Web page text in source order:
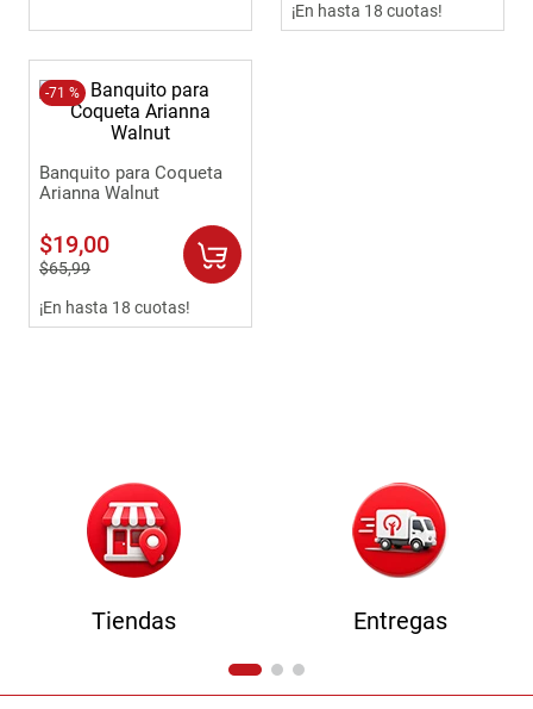
¡En hasta 18 cuotas!
-71 %
Banquito para Coqueta
Arianna Walnut
$19,00
$65,99
¡En hasta 18 cuotas!
Tiendas Entregas